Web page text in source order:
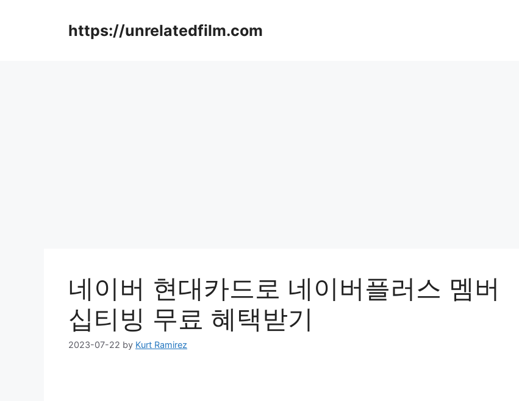
https://unrelatedfilm.com
네이버 현대카드로 네이버플러스 멤버
십티빙 무료 혜택받기
2023-07-22 by Kurt Ramirez